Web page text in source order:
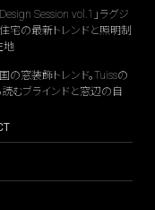
Session vol.1」ラグジ
宅の最新トレンドと照明制
地
の窓装飾トレンド。Tuissの
むブラインドと窓辺の自